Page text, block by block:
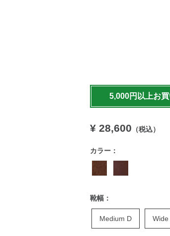
5,000円以上お
¥ 28,600 （税込）
カラー：
靴幅：
Medium D Wide